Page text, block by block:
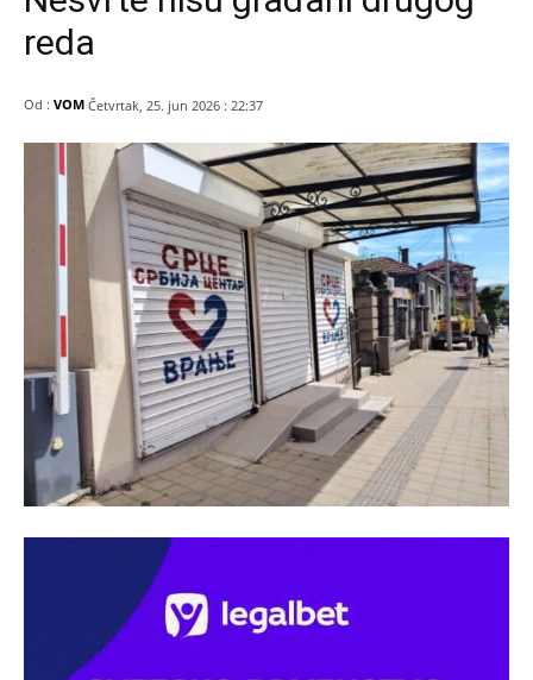
reda
Od : VOM Četvrtak, 25. jun 2026 : 22:37